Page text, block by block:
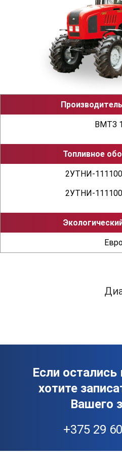
строение
ВМТЗ
Топливное
2УТНИ-
2УТНИ-
Если
хотите
Вашего
+375 29